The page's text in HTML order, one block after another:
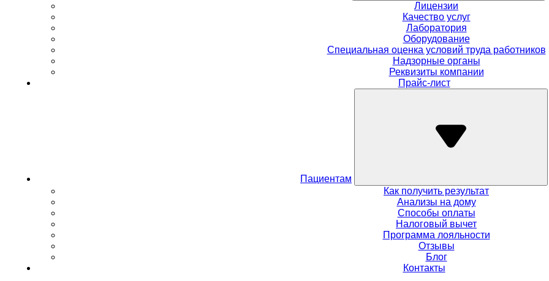
Лицензии
Качество услуг
Лаборатория
Оборудование
Специальная оценка условий труда работников
Надзорные органы
Реквизиты компании
Прайс-лист
Пациентам
Как получить результат
Анализы на дому
Способы оплаты
Налоговый вычет
Программа лояльности
Отзывы
Блог
Контакты